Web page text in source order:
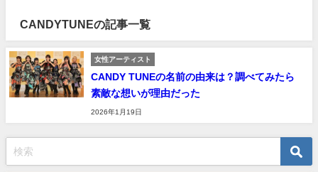
CANDYTUNEの記事一覧
女性アーティスト
CANDY TUNEの名前の由来は？調べてみたら
素敵な想いが理由だった
2026年1月19日